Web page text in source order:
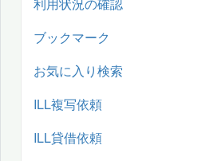
ブックマーク
お気に入り検索
ILL複写依頼
ILL貸借依頼